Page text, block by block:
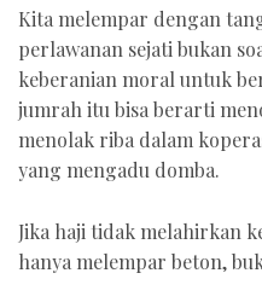
Kita melempar dengan
perlawanan sejati bukan
keberanian moral untuk
jumrah itu bisa berarti
menolak riba dalam
yang mengadu domba.
Jika haji tidak melahirkan
hanya melempar beton,